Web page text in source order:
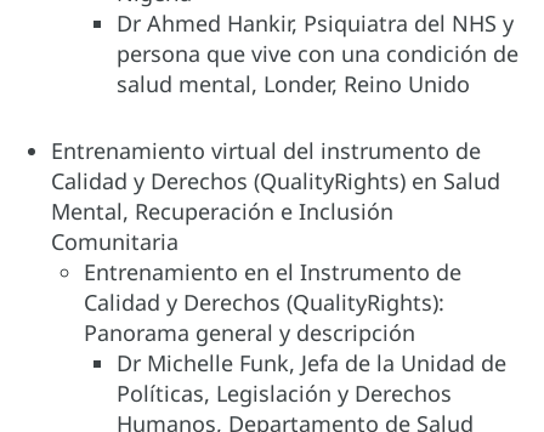
Dr Ahmed Hankir, Psiquiatra del NHS y
persona que vive con una condición de
salud mental, Londer, Reino Unido
Entrenamiento virtual del instrumento de
Calidad y Derechos (QualityRights) en Salud
Mental, Recuperación e Inclusión
Comunitaria
Entrenamiento en el Instrumento de
Calidad y Derechos (QualityRights):
Panorama general y descripción
Dr Michelle Funk, Jefa de la Unidad de
Políticas, Legislación y Derechos
Humanos, Departamento de Salud